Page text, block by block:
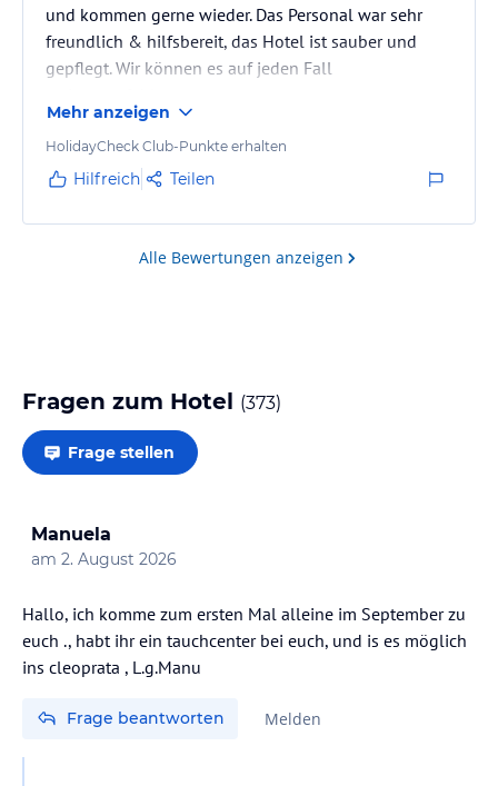
und kommen gerne wieder. Das Personal war sehr
freundlich & hilfsbereit, das Hotel ist sauber und
gepflegt. Wir können es auf jeden Fall
Mehr anzeigen
HolidayCheck Club-Punkte erhalten
Hilfreich Teilen
Alle Bewertungen anzeigen
Fragen zum Hotel (373)
Frage stellen
Manuela
am 2. August 2026
Hallo, ich komme zum ersten Mal alleine im September zu
euch ., habt ihr ein tauchcenter bei euch, und is es möglich
ins cleoprata , L.g.Manu
Frage beantworten Melden